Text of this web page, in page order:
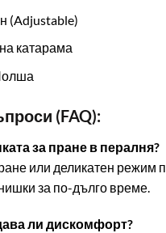
(Adjustable)
катарама
(FAQ):
за пране в пералня?
или деликатен режим
за по-дълго време.
ли дискомфорт?